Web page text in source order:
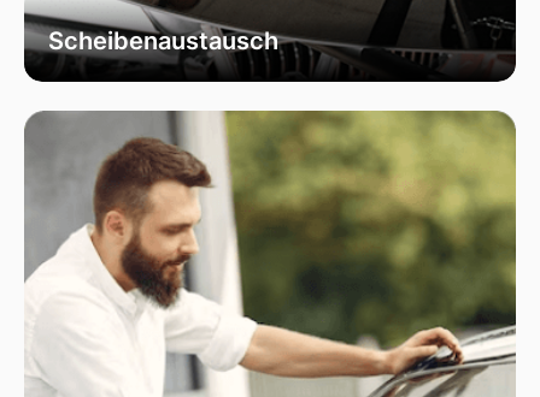
Scheibenaustausch
Bei uns erhalten Sie einen fachgerechten
Fahrzeugscheiben. Wir verwenden
ausschließlich hochwertiges Autoglas, das
speziell für Ihr Fahrzeugmodell geeignet ist, um
optimale Sicht und Sicherheit zu garantieren.